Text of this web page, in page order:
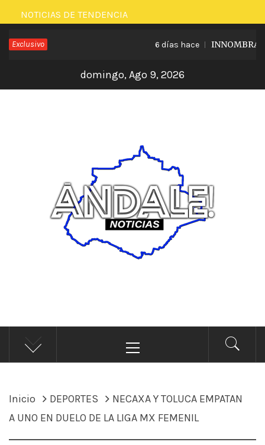
Saltar
al
contenido
NOTICIAS DE TENDENCIA
Exclusivo 6 días hace
domingo, Ago 9, 2026
ÁNDALE NOTICIAS
Noticias
principal
Inicio DEPORTES
NECAXA Y TOLUCA EMPATAN
A UNO EN DUELO DE LA LIGA MX FEMENIL